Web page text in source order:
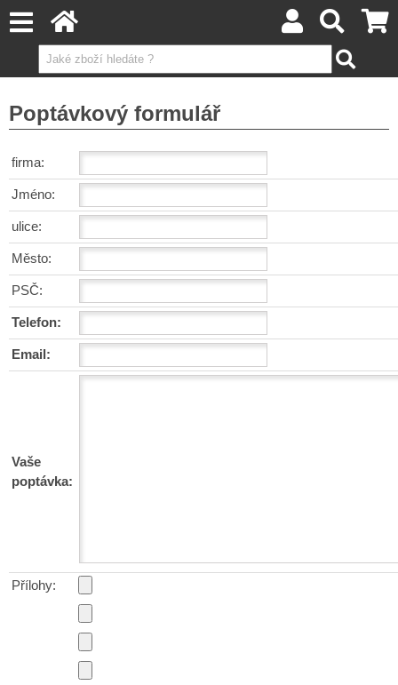
Poptávkový formulář
firma:
Jméno:
ulice:
Město:
PSČ:
Telefon:
Email:
Vaše
poptávka:
Přílohy: